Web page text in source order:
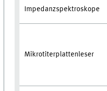
Impedanzspektroskope
Mikrotiterplattenleser